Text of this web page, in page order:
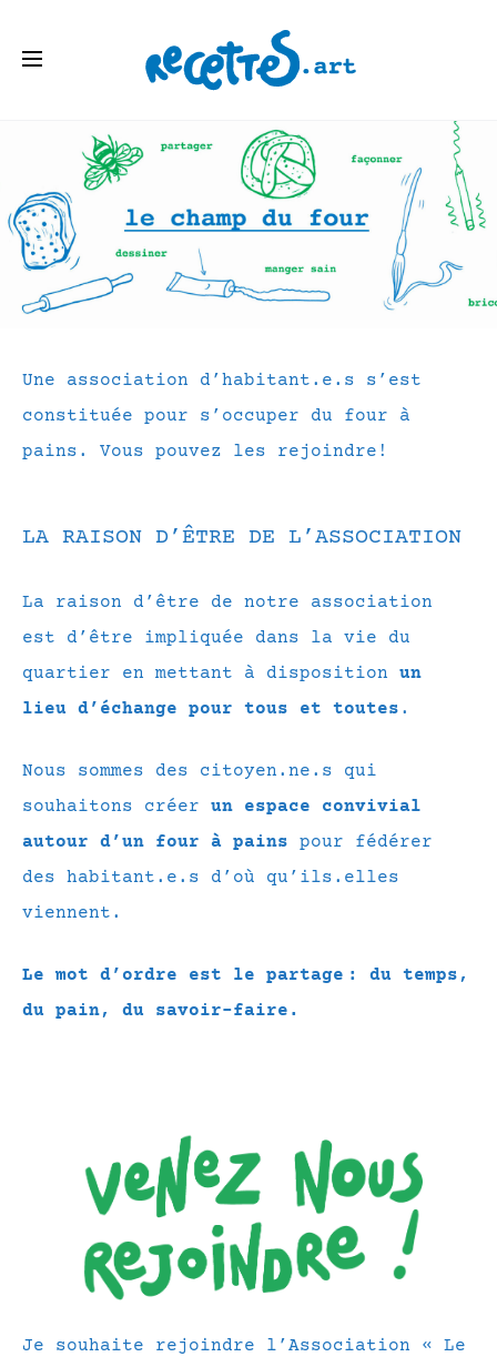
Une association d’habitant.e.s s’est
constituée pour s’occuper du four à
pains. Vous pouvez les rejoindre!
LA RAISON D’ÊTRE DE L’ASSOCIATION
La raison d’être de notre association
est d’être impliquée dans la vie du
quartier en mettant à disposition un
lieu d’échange pour tous et toutes .
Nous sommes des citoyen.ne.s qui
souhaitons créer un espace convivial
autour d’un four à pains pour fédérer
des habitant.e.s d’où qu’ils.elles
viennent.
Le mot d’ordre est le partage : du temps,
du pain, du savoir-faire.
Je souhaite rejoindre l’Association « Le